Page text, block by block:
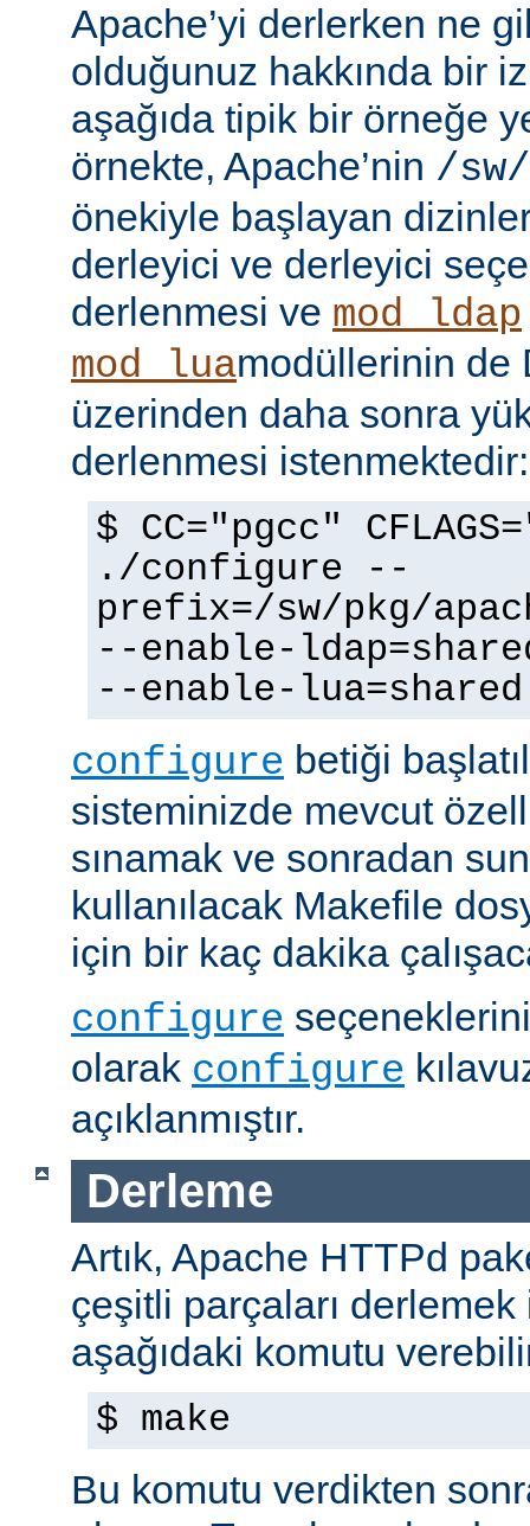
Apache’yi derlerken ne
olduğunuz hakkında bir
aşağıda tipik bir örneğe
örnekte, Apache’nin /
önekiyle başlayan
derleyici ve derleyici
derlenmesi ve mod_ldap
mod_luamodüllerinin de
üzerinden daha sonra
derlenmesi istenmektedir:
$ CC="pgcc"
./configure --
prefix=/sw/pkg/
--enable-
--enable-lua=shared
configure betiği
sisteminizde mevcut
sınamak ve sonradan
kullanılacak Makefile
için bir kaç dakika
configure
olarak configure
açıklanmıştır.
Derleme
Artık, Apache HTTPd
çeşitli parçaları
aşağıdaki komutu
$ make
Bu komutu verdikten